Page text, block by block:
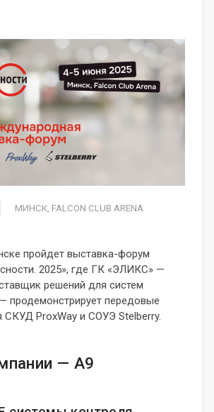
МИНСК, FALCON CLUB ARENA
пройдет выставка-форум
2025», где ГК «ЭЛИКС» —
решений для систем
продемонстрирует передовые
СКУД ProxWay и СОУЭ Stelberry.
— А9